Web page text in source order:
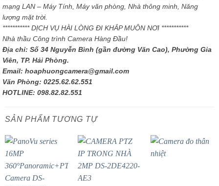
mạng LAN – Máy Tính, Máy văn phòng, Nhà thông minh, Năng
lượng mặt trời.
*********** DỊCH VỤ HÀI LÒNG ĐI KHẮP MUÔN NƠI ***********
Nhà thầu Công trình Camera Hàng Đầu!
Địa chỉ: Số 34 Nguyễn Bình (gần đường Văn Cao), Phường Gia
Viên, TP. Hải Phòng.
Email: hoaphuongcamera@gmail.com
Văn Phòng: 0225.62.62.551
HOTLINE: 098.82.82.551
SẢN PHẨM TƯƠNG TỰ